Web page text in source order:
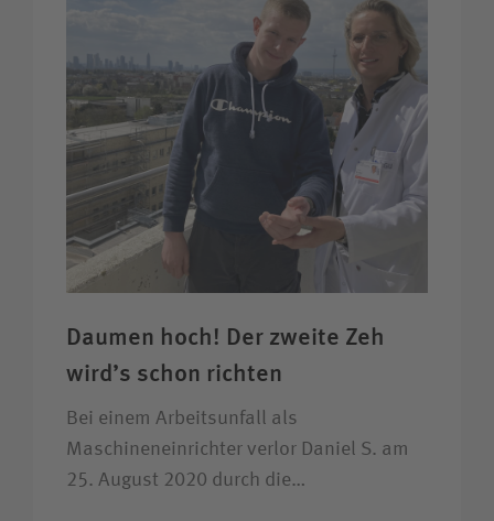
Daumen hoch! Der zweite Zeh
wird’s schon richten
Bei einem Arbeitsunfall als
Maschineneinrichter verlor Daniel S. am
25. August 2020 durch die…